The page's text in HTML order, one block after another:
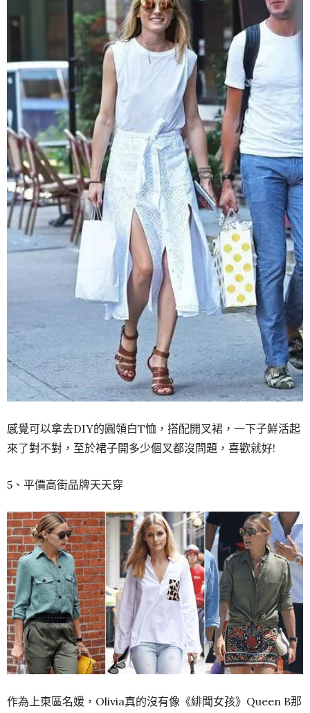
感覺可以拿去DIY的圓領白T恤，搭配開叉裙，一下子鮮活起
來了對不對，至於裙子開多少個叉都沒問題，喜歡就好!
5、平價高街品牌天天穿
作為上東區名媛，Olivia真的沒有像《緋聞女孩》Queen B那